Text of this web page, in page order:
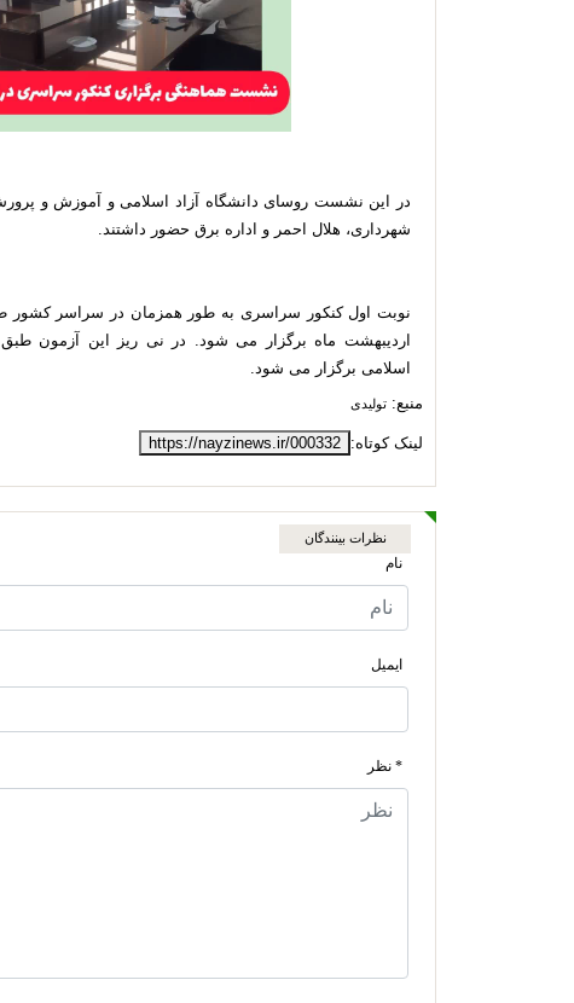
در این نشست روسای دانشگاه آزاد اسلامی و آموزش و پرورش
شهرداری، هلال احمر و
نوبت اول کنکور سراسری به طور همزمان در سراسر کشور
اردیبهشت ماه برگزار می شود. در نی ریز این آزمون طبق
اسلامی برگزار می شود.
منبع: تولیدی
لینک کوتاه: https://nayzinews.ir/000332
نظرات بینندگان
نام
ایمیل
* نظر